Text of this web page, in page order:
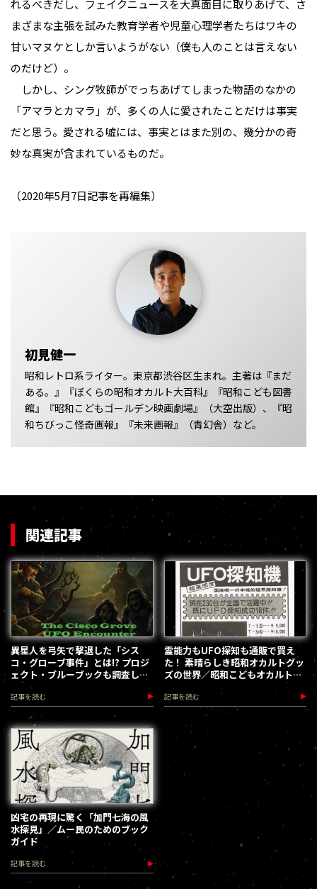
れるべきだし、フェイクニュースを大真面目に取りあげて、さ
まざまな主張を試みた教育学者や児童心理学者たちはワキの
甘いマヌケとしか言いようがない（僕も人のことは言えない
のだけど）。
しかし、シング牧師がでっちあげてしまった物語のなかの
「アマラとカマラ」が、多くの人に愛されたことだけは事実
だと思う。愛される嘘には、事実とはまた別の、幾分かの奇
妙な真実が含まれているものだ。
（2020年5月7日記事を再編集）
初見健一
昭和レトロ系ライター。東京都渋谷区生まれ。主著は『まだ
ある。』『ぼくらの昭和オカルト大百科』『昭和こども図書
館』『昭和こどもゴールデン映画劇場』（大空出版）、『昭
和ちびっこ怪奇画報』『未来画報』（青幻舎）など。
関連記事
異星人を弓矢で撃退した「シス
コ・グローブ事件」とは!? プロジ
ェクト・ブルーブックも調査した
衝撃事例
記事を読む
霊能力もUFO探知も通販で買え
た！ 素晴らしき昭和オカルトグッ
ズの世界／昭和こどもオカルト回
記事を読む
凶宅の再現に驚く「加門七海の風
水探見」／ムー民のためのブック
ガイド
記事を読む